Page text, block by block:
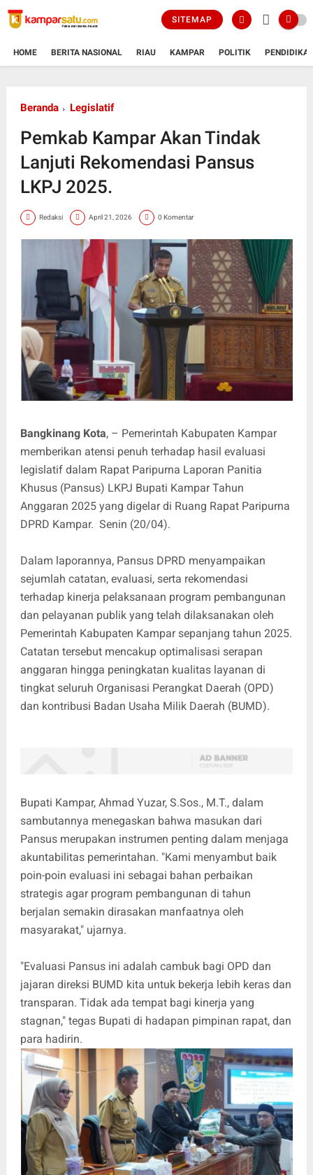
SITEMAP
HOME BERITA NASIONAL RIAU KAMPAR POLITIK
Beranda Legislatif
Pemkab Kampar Akan Tindak
Lanjuti Rekomendasi Pansus
LKPJ 2025.
Redaksi April 21, 2026 0 Komentar
Bangkinang Kota, – Pemerintah Kabupaten Kampar
memberikan atensi penuh terhadap hasil evaluasi
legislatif dalam Rapat Paripurna Laporan Panitia
Khusus (Pansus) LKPJ Bupati Kampar Tahun
Anggaran 2025 yang digelar di Ruang Rapat Paripurna
DPRD Kampar. Senin (20/04).
Dalam laporannya, Pansus DPRD menyampaikan
sejumlah catatan, evaluasi, serta rekomendasi
terhadap kinerja pelaksanaan program pembangunan
dan pelayanan publik yang telah dilaksanakan oleh
Pemerintah Kabupaten Kampar sepanjang tahun 2025.
Catatan tersebut mencakup optimalisasi serapan
anggaran hingga peningkatan kualitas layanan di
tingkat seluruh Organisasi Perangkat Daerah (OPD)
dan kontribusi Badan Usaha Milik Daerah (BUMD).
Bupati Kampar, Ahmad Yuzar, S.Sos., M.T., dalam
sambutannya menegaskan bahwa masukan dari
Pansus merupakan instrumen penting dalam menjaga
akuntabilitas pemerintahan. "Kami menyambut baik
poin-poin evaluasi ini sebagai bahan perbaikan
strategis agar program pembangunan di tahun
berjalan semakin dirasakan manfaatnya oleh
masyarakat," ujarnya.
"Evaluasi Pansus ini adalah cambuk bagi OPD dan
jajaran direksi BUMD kita untuk bekerja lebih keras dan
transparan. Tidak ada tempat bagi kinerja yang
stagnan," tegas Bupati di hadapan pimpinan rapat, dan
para hadirin.